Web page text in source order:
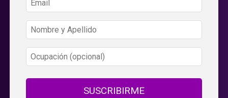
SUSCRIBIRME